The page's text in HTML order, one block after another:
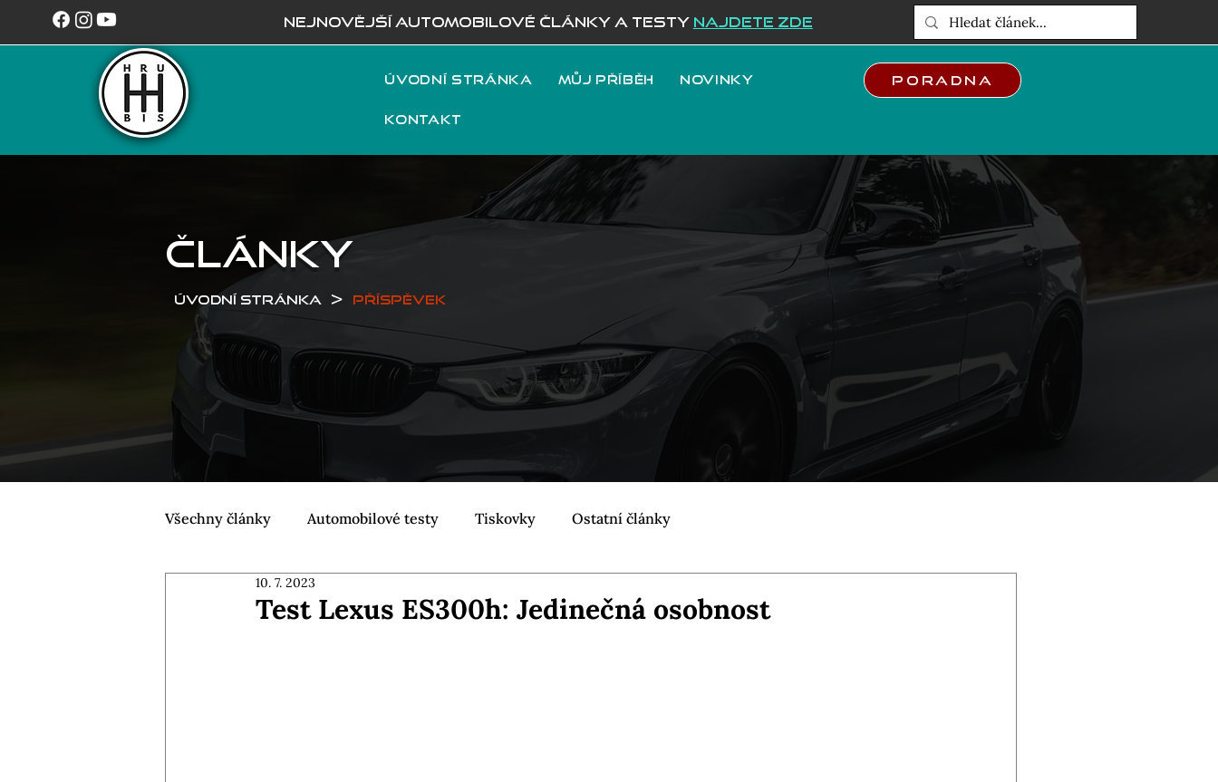
NEJNOVĚJŠÍ AUTOMOBILOVÉ ČLÁNKY A TESTY NAJDETE ZDE
Úvodní stránka Můj příběh Novinky
Kontakt
Poradna
ČLÁNKY
Úvodní stránka > Příspěvek
Všechny články Automobilové testy Tiskovky Ostatní články
Test Lexus ES300h: Jedinečná osobnost
10. 7. 2023